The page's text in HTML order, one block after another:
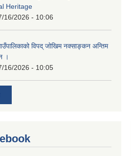
Heritage
16/2026 - 10:06
विपद् जोखिम नक्साङ्कन अन्तिम
।
16/2026 - 10:05